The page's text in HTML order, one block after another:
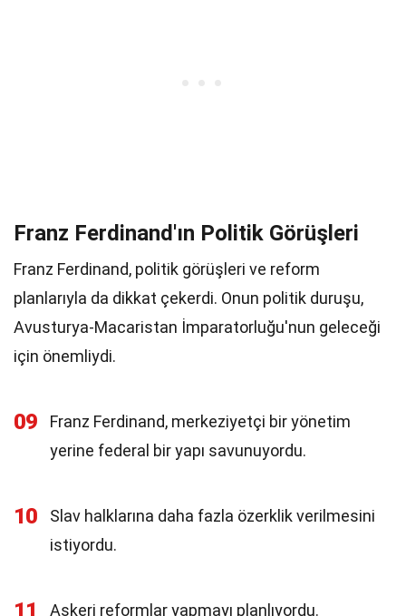
Franz Ferdinand'ın Politik Görüşleri
Franz Ferdinand, politik görüşleri ve reform
planlarıyla da dikkat çekerdi. Onun politik duruşu,
Avusturya-Macaristan İmparatorluğu'nun geleceği
için önemliydi.
09
Franz Ferdinand, merkeziyetçi bir yönetim
yerine federal bir yapı savunuyordu.
10
Slav halklarına daha fazla özerklik verilmesini
istiyordu.
11 Askeri reformlar yapmayı planlıyordu.